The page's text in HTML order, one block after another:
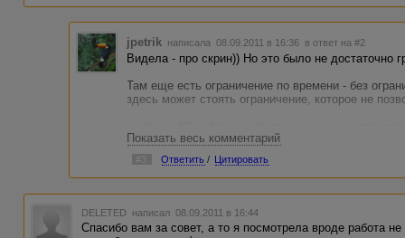
jpetrik написала 08.09.2011 в 16:36 в ответ на #2
Видела - про скрин)) Но это было не достаточно
Там еще есть ограничение по времени - без
здесь может стоять ограничение, которое не
необходимых работ: 100, 200 или сколько там
"1" и работу нельзя взять сразу же, как первый
Если все с настройками в порядке, а не берут -
Показать весь комментарий
#3 Ответить / Цитировать
DELETED написал 08.09.2011 в 16:44
Спасибо вам за совет, а то я посмотрела вроде работа